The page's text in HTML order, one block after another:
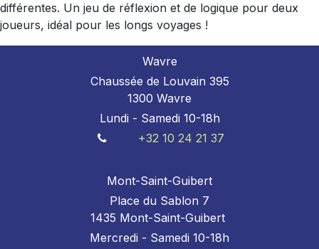
différentes. Un jeu de réflexion et de logique pour deux
joueurs, idéal pour les longs voyages !
Wavre
Chaussée de Louvain 395
1300 Wavre
Lundi - Samedi 10-18h
+32 10 24 21 37
Mont-Saint-Guibert
Place du Sablon 7
1435 Mont-Saint-Guibert
Mercredi - Samedi 10-18h